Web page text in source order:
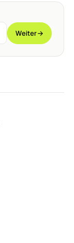
Weiter→